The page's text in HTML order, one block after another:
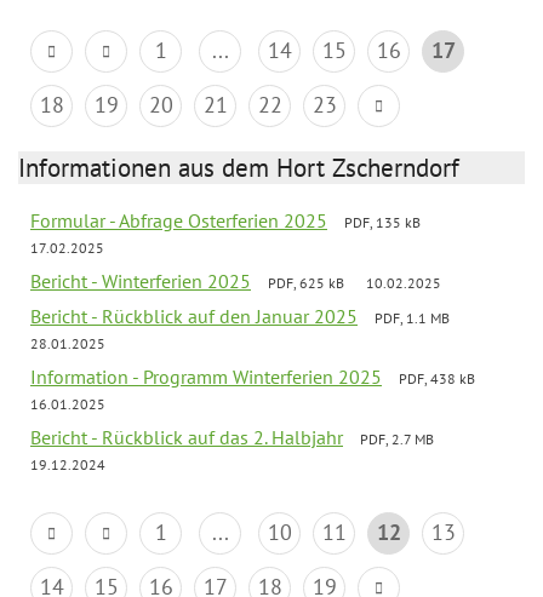
1 ... 14 15 16
17
18
19 20 21 22 23
Informationen aus dem Hort Zscherndorf
Formular - Abfrage Osterferien 2025
PDF, 135 kB
17.02.2025
Bericht - Winterferien 2025 PDF, 625 kB 10.02.2025
Bericht - Rückblick auf den Januar 2025
PDF, 1.1 MB
28.01.2025
Information - Programm Winterferien 2025
PDF, 438 kB
16.01.2025
Bericht - Rückblick auf das 2. Halbjahr
PDF, 2.7 MB
19.12.2024
1 ... 10 11 12
13
14
15 16 17 18 19